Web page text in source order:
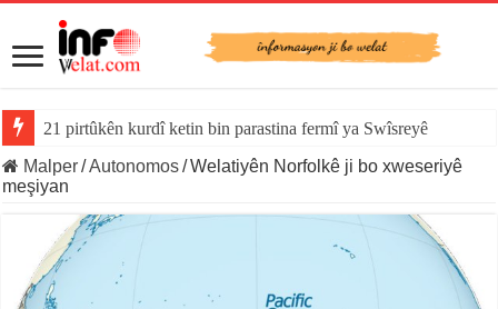
21 pirtûkên kurdî ketin bin parastina fermî ya Swîsreyê
Malper/Autonomos/Welatiyên Norfolkê ji bo xweseriyê
meşiyan